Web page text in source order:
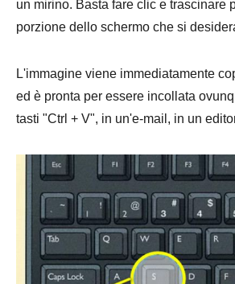
un mirino. Basta fare clic e trascinare
porzione dello schermo che si
L'immagine viene immediatamente
ed è pronta per essere incollata
tasti "Ctrl + V", in un'e-mail, in un